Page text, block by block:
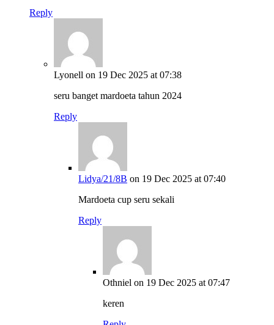
Reply
Lyonell on 19 Dec 2025 at 07:38
seru banget mardoeta tahun 2024
Reply
Lidya/21/8B on 19 Dec 2025 at 07:40
Mardoeta cup seru sekali
Reply
Othniel on 19 Dec 2025 at 07:47
keren